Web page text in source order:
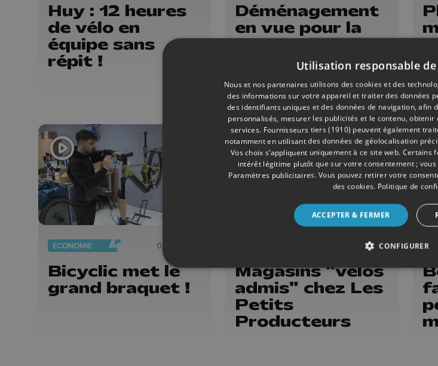
Huy : 12 heures
de vélo en
équipe sans
répit !
Déménagement
en vue pour la
Cyclerie ?
ECONOMIE 03/02/2023
Bicyclic met le
grand braquet !
05/08/2022
Magasins "vélos
admis" chez Les
Petits
Producteurs
Utilisation responsable
Nous et nos partenaires utilisons des cookies et des
des informations sur votre appareil et traiter des données
des identifiants uniques et des données de navigation, afin
personnalisés, mesurer les publicités et le contenu, obtenir
services. Fournisseurs tiers (1910) peuvent également
notamment en utilisant des données de géolocalisation
Vos choix s’appliquent uniquement à ce site web.
intérêt légitime plutôt que sur votre consentement ;
Paramètres publicitaires. Vous pouvez retirer votre
des cookies. Politique de
ACCEPTER & FERMER
CONFIGURER